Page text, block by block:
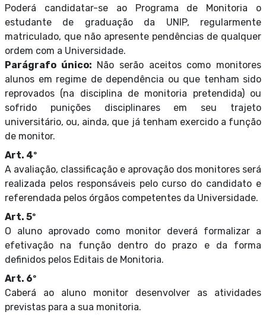
Poderá candidatar-se ao Programa de Monitoria o
estudante de graduação da UNIP, regularmente
matriculado, que não apresente pendências de qualquer
ordem com a Universidade.
Parágrafo único: Não serão aceitos como monitores
alunos em regime de dependência ou que tenham sido
reprovados (na disciplina de monitoria pretendida) ou
sofrido punições disciplinares em seu trajeto
universitário, ou, ainda, que já tenham exercido a função
de monitor.
Art. 4º
A avaliação, classificação e aprovação dos monitores será
realizada pelos responsáveis pelo curso do candidato e
referendada pelos órgãos competentes da Universidade.
Art. 5º
O aluno aprovado como monitor deverá formalizar a
efetivação na função dentro do prazo e da forma
definidos pelos Editais de Monitoria.
Art. 6º
Caberá ao aluno monitor desenvolver as atividades
previstas para a sua monitoria.